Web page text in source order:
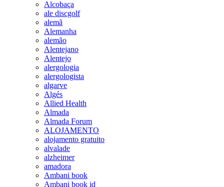
Alcobaça
ale discgolf
alemã
Alemanha
alemão
Alentejano
Alentejo
alergologia
alergologista
algarve
Algés
Allied Health
Almada
Almada Forum
ALOJAMENTO
alojamento gratuito
alvalade
alzheimer
amadora
Ambani book
Ambani book id